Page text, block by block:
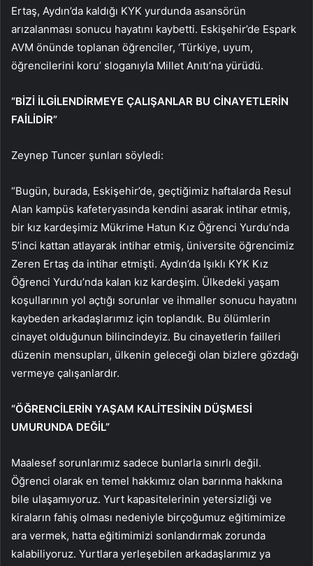
Ertaş, Aydın’da kaldığı KYK yurdunda asansörün
arızalanması sonucu hayatını kaybetti. Eskişehir’de Espark
AVM önünde toplanan öğrenciler, ‘Türkiye, uyum,
öğrencilerini koru’ sloganıyla Millet Anıtı’na yürüdü.
“BİZİ İLGİLENDİRMEYE ÇALIŞANLAR BU CİNAYETLERİN
FAİLİDİR”
Zeynep Tuncer şunları söyledi:
“Bugün, burada, Eskişehir’de, geçtiğimiz haftalarda Resul
Alan kampüs kafeteryasında kendini asarak intihar etmiş,
bir kız kardeşimiz Mükrime Hatun Kız Öğrenci Yurdu’nda
5’inci kattan atlayarak intihar etmiş, üniversite öğrencimiz
Zeren Ertaş da intihar etmişti. Aydın’da Işıklı KYK Kız
Öğrenci Yurdu’nda kalan kız kardeşim. Ülkedeki yaşam
koşullarının yol açtığı sorunlar ve ihmaller sonucu hayatını
kaybeden arkadaşlarımız için toplandık. Bu ölümlerin
cinayet olduğunun bilincindeyiz. Bu cinayetlerin failleri
düzenin mensupları, ülkenin geleceği olan bizlere gözdağı
vermeye çalışanlardır.
“ÖĞRENCİLERİN YAŞAM KALİTESİNİN DÜŞMESİ
UMURUNDA DEĞİL”
Maalesef sorunlarımız sadece bunlarla sınırlı değil.
Öğrenci olarak en temel hakkımız olan barınma hakkına
bile ulaşamıyoruz. Yurt kapasitelerinin yetersizliği ve
kiraların fahiş olması nedeniyle birçoğumuz eğitimimize
ara vermek, hatta eğitimimizi sonlandırmak zorunda
kalabiliyoruz. Yurtlara yerleşebilen arkadaşlarımız ya